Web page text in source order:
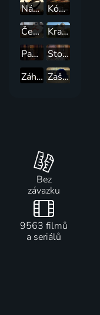
Náměstí Tahrír: Srdce egyptské revoluce
Kódy a spiknutí
České tajemno
Krajinou příběhů českých hradů známých i neznámých
Panovnice
Stopy, fakta, tajemství
Záhady starého Egypta
Zašlapané projekty
Bez
závazku
9563 filmů
a seriálů